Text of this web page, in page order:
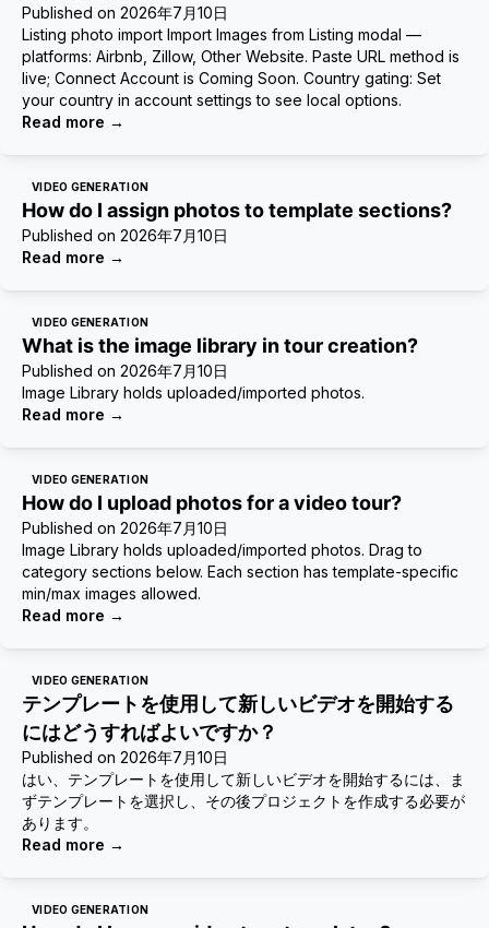
Published on 2026年7月10日
Listing photo import Import Images from Listing modal —
platforms: Airbnb, Zillow, Other Website. Paste URL method is
live; Connect Account is Coming Soon. Country gating: Set
your country in account settings to see local options.
Read more →
VIDEO GENERATION
How do I assign photos to template sections?
Published on 2026年7月10日
Read more →
VIDEO GENERATION
What is the image library in tour creation?
Published on 2026年7月10日
Image Library holds uploaded/imported photos.
Read more →
VIDEO GENERATION
How do I upload photos for a video tour?
Published on 2026年7月10日
Image Library holds uploaded/imported photos. Drag to
category sections below. Each section has template-specific
min/max images allowed.
Read more →
VIDEO GENERATION
テンプレートを使用して新しいビデオを開始する
にはどうすればよいですか？
Published on 2026年7月10日
はい、テンプレートを使用して新しいビデオを開始するには、ま
ずテンプレートを選択し、その後プロジェクトを作成する必要が
あります。
Read more →
VIDEO GENERATION